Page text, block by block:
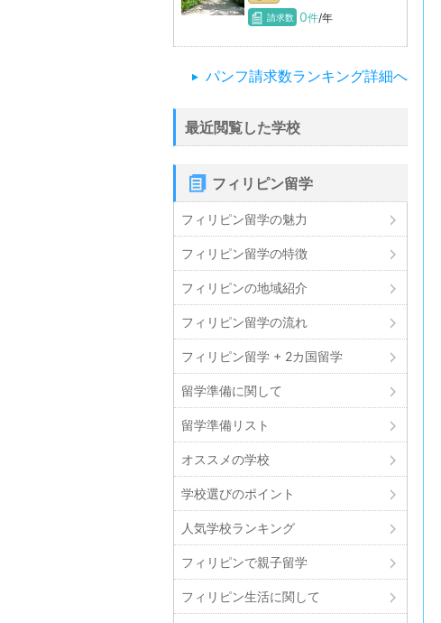
請求数 0件/年
パンフ請求数ランキング詳細へ
最近閲覧した学校
フィリピン留学
フィリピン留学の魅力
フィリピン留学の特徴
フィリピンの地域紹介
フィリピン留学の流れ
フィリピン留学 + 2カ国留学
留学準備に関して
留学準備リスト
オススメの学校
学校選びのポイント
人気学校ランキング
フィリピンで親子留学
フィリピン生活に関して